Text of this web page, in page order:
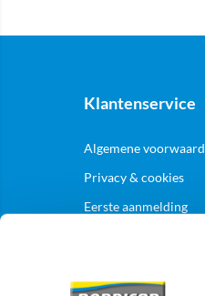
Klantenservice
Algemene
Privacy & cookies
Eerste aanmelding